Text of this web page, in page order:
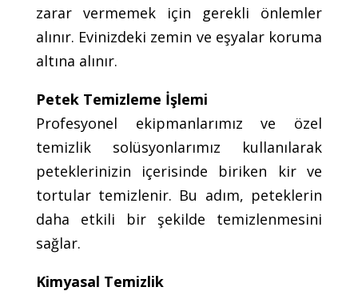
zarar vermemek için gerekli önlemler
alınır. Evinizdeki zemin ve eşyalar koruma
altına alınır.
Petek Temizleme İşlemi
Profesyonel ekipmanlarımız ve özel
temizlik solüsyonlarımız kullanılarak
peteklerinizin içerisinde biriken kir ve
tortular temizlenir. Bu adım, peteklerin
daha etkili bir şekilde temizlenmesini
sağlar.
Kimyasal Temizlik